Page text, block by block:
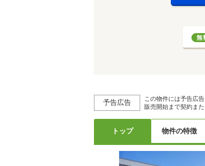
無
予告広告
この物件には予告広
販売開始まで契約ま
トップ 物件の特徴